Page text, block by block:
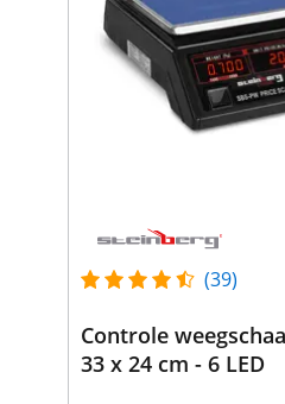
(39)
Controle
33 x 24 cm - 6 LED